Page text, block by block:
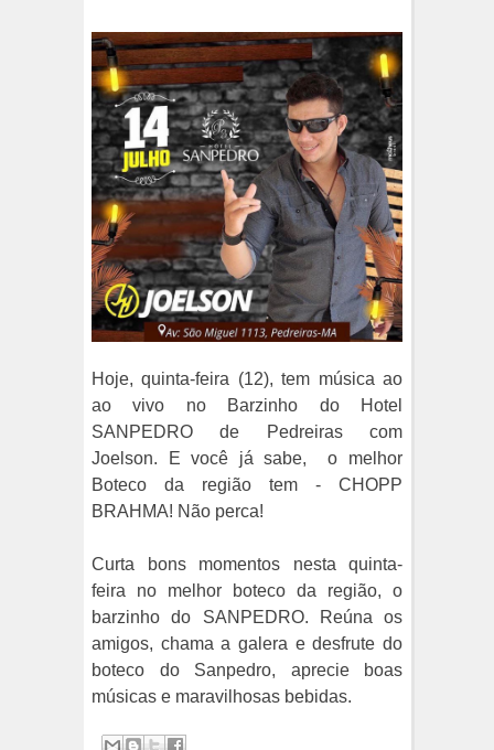
Hoje, quinta-feira (12), tem música ao
ao vivo no Barzinho do Hotel
SANPEDRO de Pedreiras com
Joelson. E você já sabe, o melhor
Boteco da região tem - CHOPP
BRAHMA! Não perca!
Curta bons momentos nesta quinta-
feira no melhor boteco da região, o
barzinho do SANPEDRO. Reúna os
amigos, chama a galera e desfrute do
boteco do Sanpedro, aprecie boas
músicas e maravilhosas bebidas.